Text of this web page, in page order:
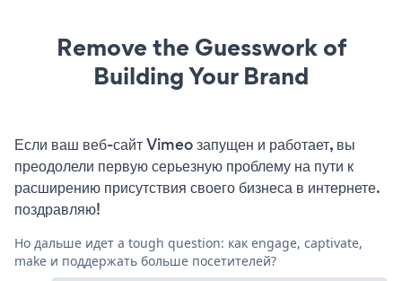
Remove the Guesswork of
Building Your Brand
Если ваш веб-сайт Vimeo запущен и работает, вы
преодолели первую серьезную проблему на пути к
расширению присутствия своего бизнеса в интернете.
поздравляю!
Но дальше идет a tough question: как engage, captivate,
make и поддержать больше посетителей?